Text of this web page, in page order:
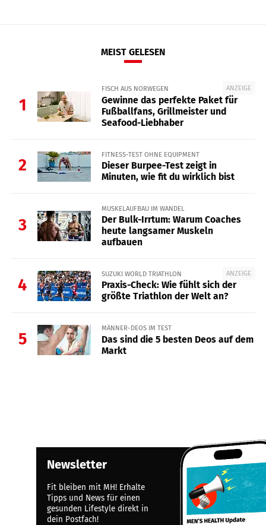
MEIST GELESEN
1
ANZEIGE
FISCH AUS NORWEGEN
Gewinne das perfekte Paket für
Fußballfans, Grillmeister und
Seafood-Liebhaber
2
FITNESS-TEST OHNE EQUIPMENT
Dieser Burpee-Test zeigt in
Minuten, wie fit du wirklich bist
3
MUSKELAUFBAU IM WANDEL
Der Bulk-Irrtum: Warum Coaches
heute langsamer Muskeln
aufbauen
4
ANZEIGE
SUZUKI WORLD TRIATHLON
Praxis-Check: Wie fühlt sich der
größte Triathlon der Welt an?
5
MÄNNER-DEOS IM TEST
Das sind die 5 besten Deos auf dem
Markt
Newsletter
Fit bleiben mit MH! Erhalte
Tipps und News für einen
gesunden Lifestyle direkt in
dein Postfach!